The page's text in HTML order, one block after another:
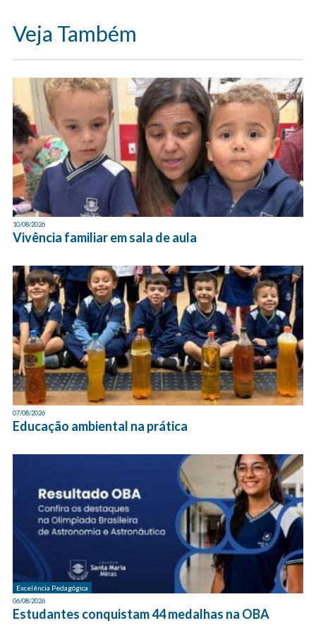
Veja Também
10/08/2026
Vivência familiar em sala de aula
07/08/2026
Educação ambiental na prática
Excelência Pedagógica
06/08/2026
Estudantes conquistam 44 medalhas na OBA